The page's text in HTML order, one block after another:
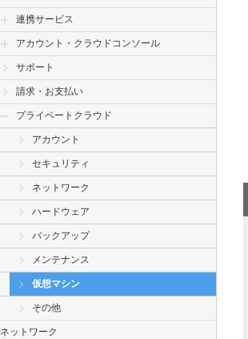
連携サービス
アカウント・クラウドコンソール
サポート
請求・お支払い
プライベートクラウド
アカウント
セキュリティ
ネットワーク
ハードウェア
バックアップ
メンテナンス
仮想マシン
その他
ネットワーク